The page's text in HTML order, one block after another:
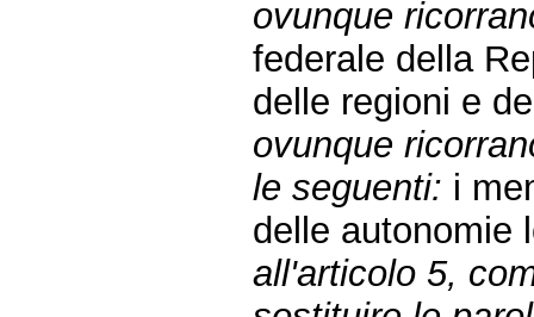
ovunque
federale della
delle regioni e
ovunque
le seguenti: i
delle autonomie
all'articolo 5,